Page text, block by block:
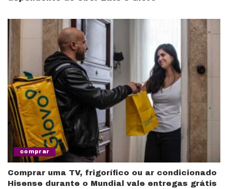
comprar
Comprar uma TV, frigorífico ou ar condicionado
Hisense durante o Mundial vale entregas grátis